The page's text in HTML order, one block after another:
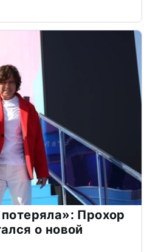
Прохор
о новой